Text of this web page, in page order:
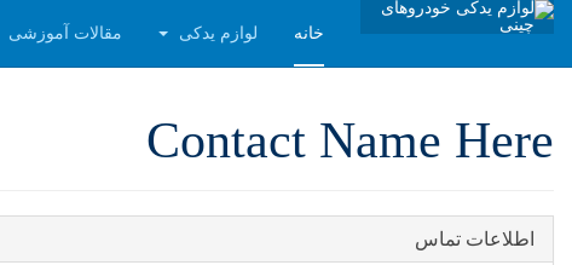
خانه لوازم یدکی مقالات آموزشی
Contact Name Here
اطلاعات تماس